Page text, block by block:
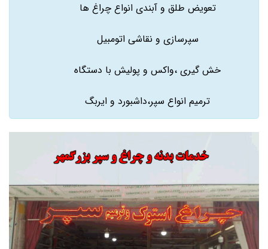
تعویض طلق و آبندی انواع چراغ ها
سپرسازی و نقاشی اتومبیل
خش گیری ،واکس و پولیش با دستگاه
ترمیم انواع سپر،داشبورد و ایربگ